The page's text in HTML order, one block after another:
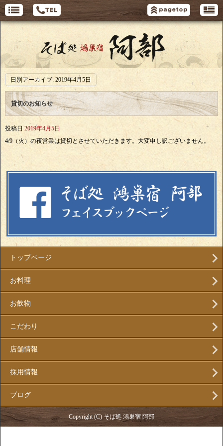
日別アーカイブ: 2019年4月5日
貸切のお知らせ
投稿日 2019年4月5日
4/9（火）の夜営業は貸切とさせていただきます。大変申し訳ございません。
トップページ
お料理
お飲物
こだわり
店舗情報
採用情報
ブログ
Copyright (C) そば処 鴻巣宿 阿部